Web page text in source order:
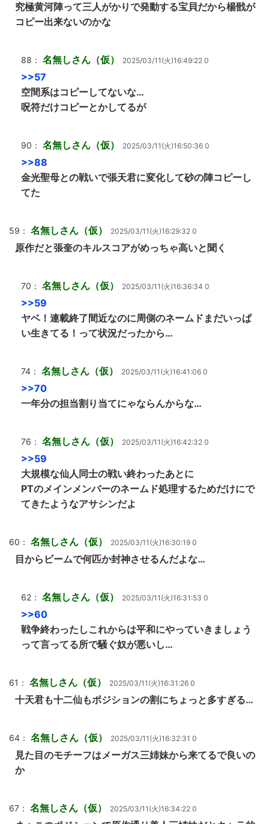
究極黄河陣って三人がかりで発動する宝貝だから楊戩が
コピー出来ないのかな
88： 名無しさん（仮） 2025/03/11(火)16:49:22 0
>>57
空間系はコピーしてないな…
呪符だけコピーとかしてるが
90： 名無しさん（仮） 2025/03/11(火)16:50:36 0
>>88
金光聖母との戦いで張天君に変化して砂の陣コピーし
てた
59： 名無しさん（仮） 2025/03/11(火)16:29:32 0
原作だと張奎のキルスコアがめっちゃ高いと聞く
70： 名無しさん（仮） 2025/03/11(火)16:36:34 0
>>59
ヤベ！連載終了間近なのに周側のネームドまだいっぱ
い生きてる！って状況だったから…
74： 名無しさん（仮） 2025/03/11(火)16:41:06 0
>>70
一年分の担当割り当てにゃならんからな…
76： 名無しさん（仮） 2025/03/11(火)16:42:32 0
>>59
大規模な仙人同士の戦い終わったあとに
PTのメインメンバーのネームド処理するためだけにで
てきたようなアサシンだよ
60： 名無しさん（仮） 2025/03/11(火)16:30:19 0
目からビームで何匹か封神させるんだよな…
62： 名無しさん（仮） 2025/03/11(火)16:31:53 0
>>60
戦争終わったしこれからは平和にやっていきましょう
って言ってる所で騒ぐ奴が悪いし…
61： 名無しさん（仮） 2025/03/11(火)16:31:26 0
十天君も十二仙もポジションの割にちょっと多すぎる…
64： 名無しさん（仮） 2025/03/11(火)16:32:31 0
見た目のモチーフはメーガス三姉妹から来てるで良いの
か
67： 名無しさん（仮） 2025/03/11(火)16:34:22 0